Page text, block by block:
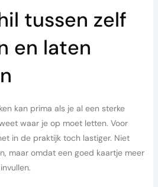
tussen zelf
en laten
kan prima als je al een sterke
waar je op moet letten. Voor
in de praktijk toch lastiger. Niet
maar omdat een goed kaartje meer